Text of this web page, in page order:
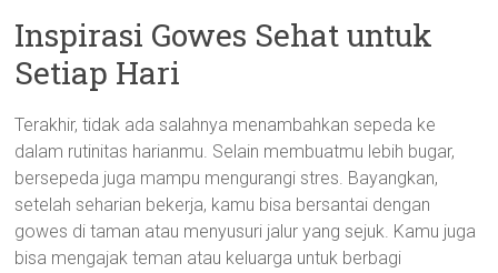
Inspirasi Gowes Sehat untuk
Setiap Hari
Terakhir, tidak ada salahnya menambahkan sepeda ke
dalam rutinitas harianmu. Selain membuatmu lebih bugar,
bersepeda juga mampu mengurangi stres. Bayangkan,
setelah seharian bekerja, kamu bisa bersantai dengan
gowes di taman atau menyusuri jalur yang sejuk. Kamu juga
bisa mengajak teman atau keluarga untuk berbagi